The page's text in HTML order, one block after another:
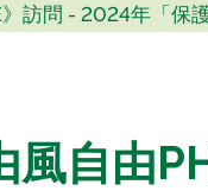
訪問 - 2024年「保
風自由